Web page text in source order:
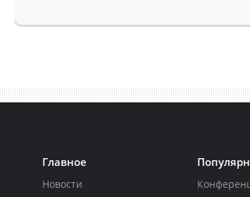
Главное
Новости